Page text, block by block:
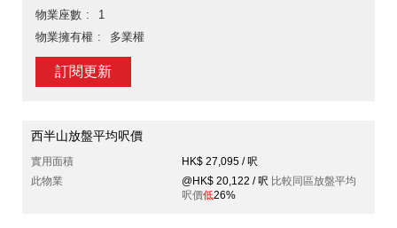
物業座數
1
物業擁有權
多業權
訂閱更新
西半山放盤平均呎價
實用面積
HK$ 27,095 / 呎
此物業
@HK$ 20,122 / 呎 比較同區放盤平均
呎價低26%